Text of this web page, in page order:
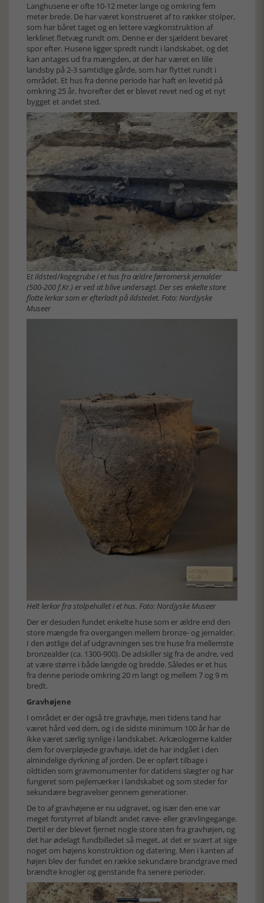
Langhusene er ofte 10-12 meter lange og omkring fem
meter brede. De har været konstrueret af to rækker stolper,
som har båret taget og en lettere vægkonstruktion af
lerklinet fletvæg rundt om. Denne er der sjældent bevaret
spor efter. Husene ligger spredt rundt i landskabet, og det
kan antages ud fra mængden, at der har været en lille
landsby på 2-3 samtidige gårde, som har flyttet rundt i
området. Et hus fra denne periode har haft en levetid på
omkring 25 år, hvorefter det er blevet revet ned og et nyt
bygget et andet sted.
Et ildsted/kogegrube i et hus fra ældre førromersk jernalder
(500-200 f.Kr.) er ved at blive undersøgt. Der ses enkelte store
flotte lerkar som er efterladt på ildstedet. Foto: Nordjyske
Museer
Helt lerkar fra stolpehullet i et hus. Foto: Nordjyske Museer
Der er desuden fundet enkelte huse som er ældre end den
store mængde fra overgangen mellem bronze- og jernalder.
I den østlige del af udgravningen ses tre huse fra mellemste
bronzealder (ca. 1300-900). De adskiller sig fra de andre, ved
at være større i både længde og bredde. Således er et hus
fra denne periode omkring 20 m langt og mellem 7 og 9 m
bredt.
Gravhøjene
I området er der også tre gravhøje, men tidens tand har
været hård ved dem, og i de sidste minimum 100 år har de
ikke været særlig synlige i landskabet. Arkæologerne kalder
dem for overpløjede gravhøje, idet de har indgået i den
almindelige dyrkning af jorden. De er opført tilbage i
oldtiden som gravmonumenter for datidens slægter og har
fungeret som pejlemærker i landskabet og som steder for
sekundære begravelser gennem generationer.
De to af gravhøjene er nu udgravet, og især den ene var
meget forstyrret af blandt andet ræve- eller grævlingegange.
Dertil er der blevet fjernet nogle store sten fra gravhøjen, og
det har ødelagt fundbilledet så meget, at det er svært at sige
noget om højens konstruktion og datering. Men i kanten af
højen blev der fundet en række sekundære brandgrave med
brændte knogler og genstande fra senere perioder.